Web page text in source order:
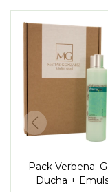
Pack Verbena:
Ducha +